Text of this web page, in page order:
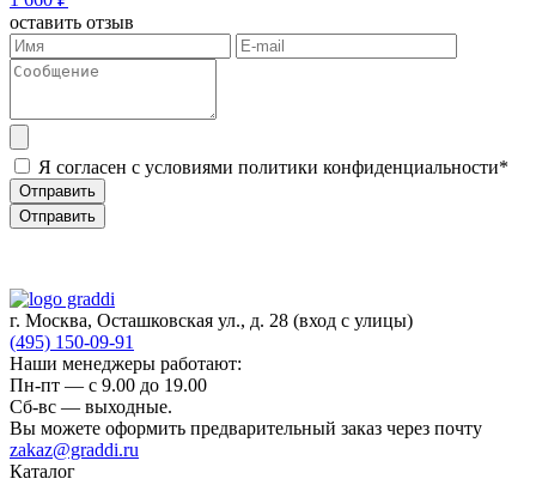
оставить отзыв
Я согласен с условиями политики конфиденциальности*
Отправить
Отправить
г. Москва, Осташковская ул., д. 28 (вход с улицы)
(495) 150-09-91
Наши менеджеры работают:
Пн-пт — c 9.00 до 19.00
Сб-вс — выходные.
Вы можете оформить предварительный заказ через почту
zakaz@graddi.ru
Каталог